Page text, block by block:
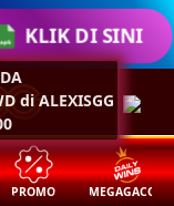
di ALEXISGG
🏮
KLIK DI SINI
PROMO MEGAGACOR